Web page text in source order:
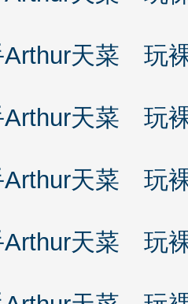
Arthur天菜 玩
Arthur天菜 玩
Arthur天菜 玩
Arthur天菜 玩